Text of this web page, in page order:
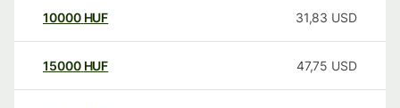
10000 HUF 31,83 USD
15000 HUF 47,75 USD